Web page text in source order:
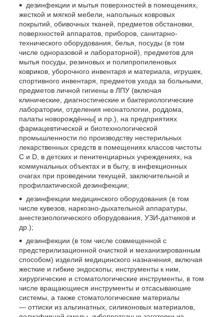
дезинфекции и мытья поверхностей в помещениях,
жесткой и мягкой мебели, напольных ковровых
покрытий, обивочных тканей, предметов обстановки,
поверхностей аппаратов, приборов, санитарно-
технического оборудования, белья, посуды (в том
числе одноразовой и лабораторной), предметов для
мытья посуды, резиновых и полипропиленовых
ковриков, уборочного инвентаря и материала, игрушек,
спортивного инвентаря, предметов ухода за больными,
предметов личной гигиены в ЛПУ (включая
клинические, диагностические и бактериологические
лаборатории, отделения неонатологии, роддома,
палаты новорождённы[ и пр.), на предприятиях
фармацевтической и биотехнологической
промышленности по производству нестерильных
лекарственных средств в помещениях классов чистоты
C и D, в детских и пенитенциарных учреждениях, на
коммунальных объектах и в быту, в инфекционных
очагах при проведении текущей, заключительной и
профилактической дезинфекции;
дезинфекции медицинского оборудования (в том
числе кувезов, наркозно-дыхательной аппаратуры,
анестезиологического оборудования, УЗИ-датчиков и
др.);
дезинфекции (в том числе совмещенной с
предстерилизационной очисткой и механизированным
способом) изделий медицинского назначения, включая
жесткие и гибкие эндоскопы, инструменты к ним,
хирургические и стоматологические инструменты, в том
числе вращающиеся инструменты и отсасываюшие
системы, а также стоматологические материалы
— оттиски из альгинатных, силиконовых материалов,